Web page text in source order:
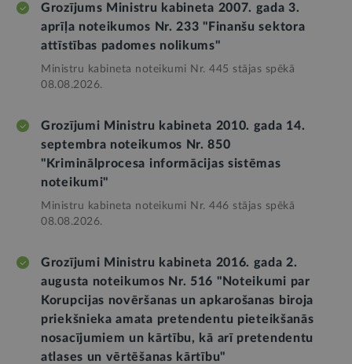
Grozījums Ministru kabineta 2007. gada 3.
aprīļa noteikumos Nr. 233 "Finanšu sektora
attīstības padomes nolikums"
Ministru kabineta noteikumi Nr. 445 stājas spēkā
08.08.2026.
Grozījumi Ministru kabineta 2010. gada 14.
septembra noteikumos Nr. 850
"Kriminālprocesa informācijas sistēmas
noteikumi"
Ministru kabineta noteikumi Nr. 446 stājas spēkā
08.08.2026.
Grozījumi Ministru kabineta 2016. gada 2.
augusta noteikumos Nr. 516 "Noteikumi par
Korupcijas novēršanas un apkarošanas biroja
priekšnieka amata pretendentu pieteikšanās
nosacījumiem un kārtību, kā arī pretendentu
atlases un vērtēšanas kārtību"